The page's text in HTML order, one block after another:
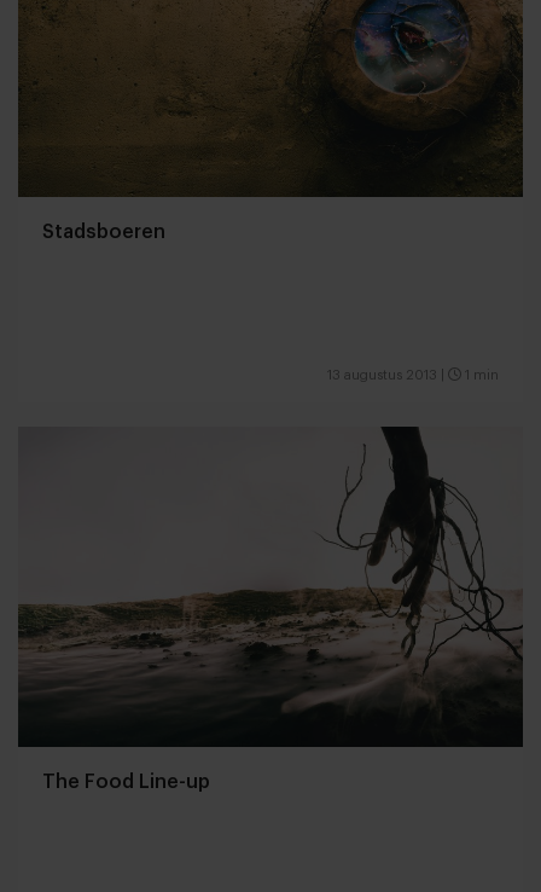
Stadsboeren
13 augustus 2013 1 min
The Food Line-up